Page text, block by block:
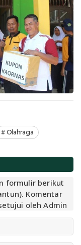
Olahraga
formulir berikut
Komentar
oleh Admin